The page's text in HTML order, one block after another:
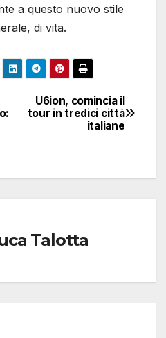
a questo nuovo stile
di vita.
U6ion, comincia il
tour in tredici città
italiane
Talotta